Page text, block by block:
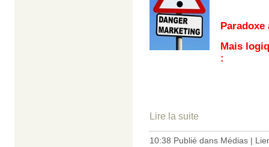
Paradoxe
Mais
:
Lire la suite
10:38 Publié dans Médias |